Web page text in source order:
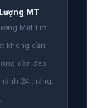
MT
Mặt Trời
không cần
cần đào
24 tháng.